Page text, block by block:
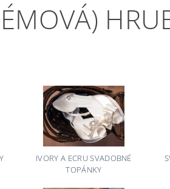
IVORY A ECRU SVADOBNÉ
TOPÁNKY